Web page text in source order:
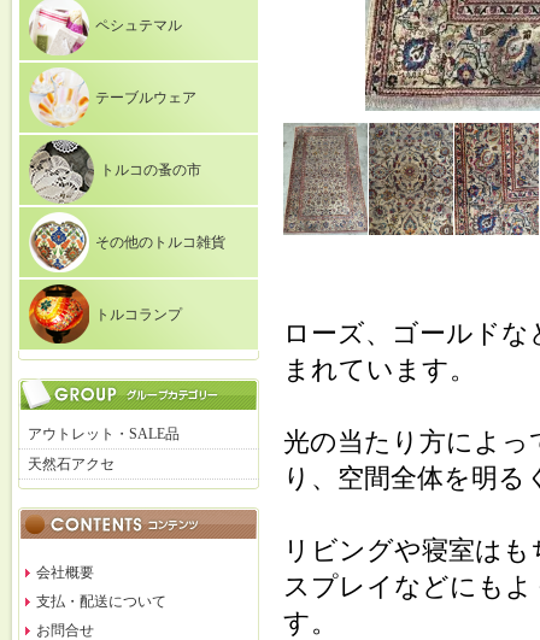
ペシュテマル
テーブルウェア
トルコの蚤の市
その他のトルコ雑貨
トルコランプ
アウトレット・SALE品
天然石アクセ
会社概要
支払・配送について
お問合せ
ローズ、ゴールド
まれています。
光の当たり方によっ
り、空間全体を明
リビングや寝室は
スプレイなどにも
す。